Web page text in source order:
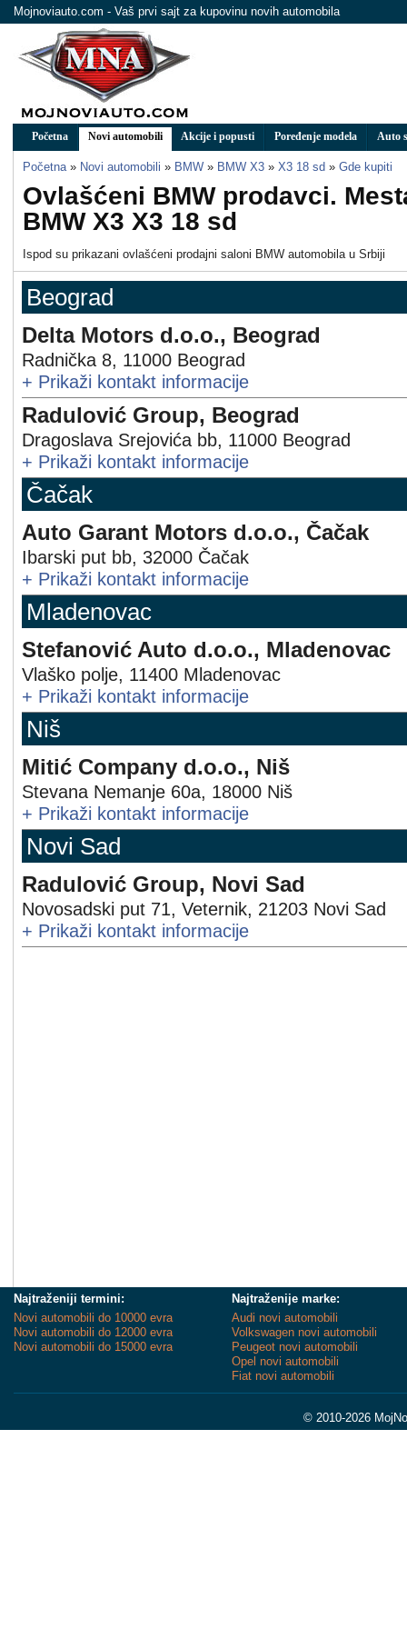
Mojnoviauto.com - Vaš prvi sajt za kupovinu novih automobila
Početna Novi automobili Akcije i popusti Poređenje modela Auto
Početna » Novi automobili » BMW » BMW X3 » X3 18 sd » Gde kupiti
Ovlašćeni BMW prodavci.
BMW X3 X3 18 sd
Ispod su prikazani ovlašćeni prodajni saloni BMW automobila u Srbiji
Beograd
Delta Motors d.o.o., Beograd
Radnička 8, 11000 Beograd
+ Prikaži kontakt informacije
Radulović Group, Beograd
Dragoslava Srejovića bb, 11000 Beograd
+ Prikaži kontakt informacije
Čačak
Auto Garant Motors d.o.o., Čačak
Ibarski put bb, 32000 Čačak
+ Prikaži kontakt informacije
Mladenovac
Stefanović Auto d.o.o., Mladenovac
Vlaško polje, 11400 Mladenovac
+ Prikaži kontakt informacije
Niš
Mitić Company d.o.o., Niš
Stevana Nemanje 60a, 18000 Niš
+ Prikaži kontakt informacije
Novi Sad
Radulović Group, Novi Sad
Novosadski put 71, Veternik, 21203 Novi Sad
+ Prikaži kontakt informacije
Najtraženiji termini:
Novi automobili do 10000 evra
Novi automobili do 12000 evra
Novi automobili do 15000 evra
Najtraženije marke:
Audi novi automobili
Volkswagen novi automobili
Peugeot novi automobili
Opel novi automobili
Fiat novi automobili
© 2010-2026